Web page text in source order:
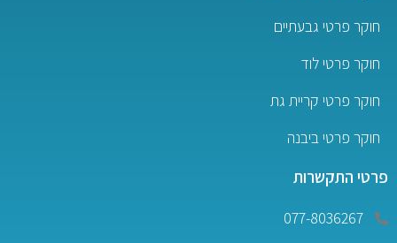
חוקר פרטי גבעתיים
חוקר פרטי לוד
חוקר פרטי קריית גת
חוקר פרטי ביבנה
פרטי התקשרות
077-8036267